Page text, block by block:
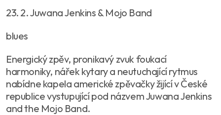
23. 2. Juwana Jenkins & Mojo Band
blues
Energický zpěv, pronikavý zvuk foukací
harmoniky, nářek kytary a neutuchající rytmus
nabídne kapela americké zpěvačky žijící v České
republice vystupující pod názvem Juwana Jenkins
and the Mojo Band.